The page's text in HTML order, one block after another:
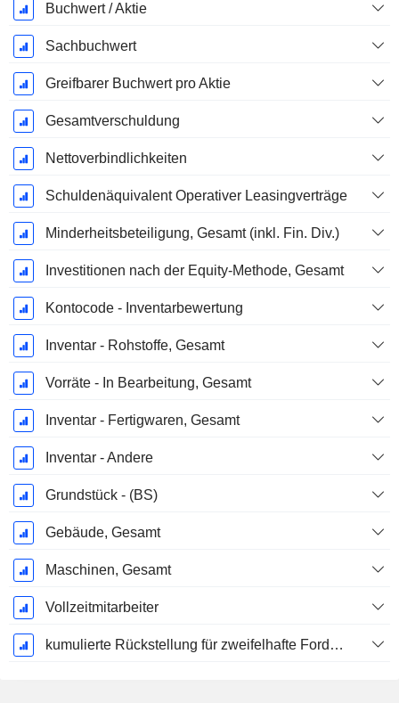
Buchwert / Aktie
Sachbuchwert
Greifbarer Buchwert pro Aktie
Gesamtverschuldung
Nettoverbindlichkeiten
Schuldenäquivalent Operativer Leasingverträge
Minderheitsbeteiligung, Gesamt (inkl. Fin. Div.)
Investitionen nach der Equity-Methode, Gesamt
Kontocode - Inventarbewertung
Inventar - Rohstoffe, Gesamt
Vorräte - In Bearbeitung, Gesamt
Inventar - Fertigwaren, Gesamt
Inventar - Andere
Grundstück - (BS)
Gebäude, Gesamt
Maschinen, Gesamt
Vollzeitmitarbeiter
kumulierte Rückstellung für zweifelhafte Forderungen (Zusatz)